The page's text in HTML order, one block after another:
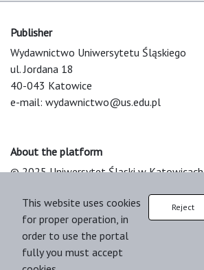
Publisher
Wydawnictwo Uniwersytetu Śląskiego
ul. Jordana 18
40-043 Katowice
e-mail: wydawnictwo@us.edu.pl
About the platform
© 2025 Uniwersytet Śląski w Katowicach
Platform & Workflow by OJS/PKP
This website uses cookies
for proper operation, in
order to use the portal
fully you must accept
Reject